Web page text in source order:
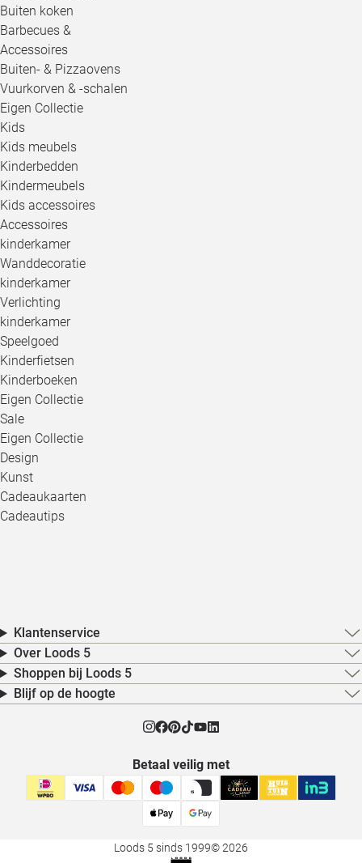
Buiten koken
Barbecues &
Accessoires
Buiten- & Pizzaovens
Vuurkorven & -schalen
Eigen Collectie
Kids
Kids meubels
Kinderbedden
Kindermeubels
Kids accessoires
Accessoires
kinderkamer
Wanddecoratie
kinderkamer
Verlichting
kinderkamer
Speelgoed
Kinderfietsen
Kinderboeken
Eigen Collectie
Sale
Eigen Collectie
Design
Kunst
Cadeaukaarten
Cadeautips
Klantenservice
Over Loods 5
Shoppen bij Loods 5
Blijf op de hoogte
Betaal veilig met
Loods 5 sinds 1999© 2026